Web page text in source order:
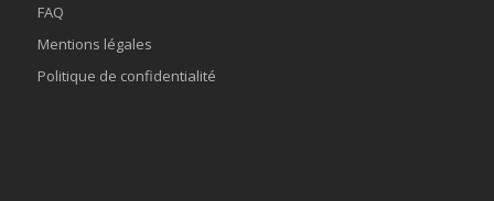
FAQ
Mentions légales
Politique de confidentialité